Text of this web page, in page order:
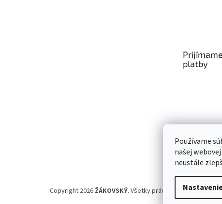
Používame
našej
neustále
platby
Copyright 2026 ŽÁKOVSKÝ. Všetky práva vyhradené.